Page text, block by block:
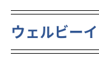
ウェルビー